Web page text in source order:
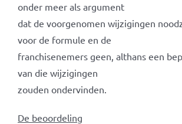
onder meer als argument
dat de voorgenomen wijzigingen
voor de formule en de
franchisenemers geen, althans een
van die wijzigingen
zouden ondervinden.
De beoordeling